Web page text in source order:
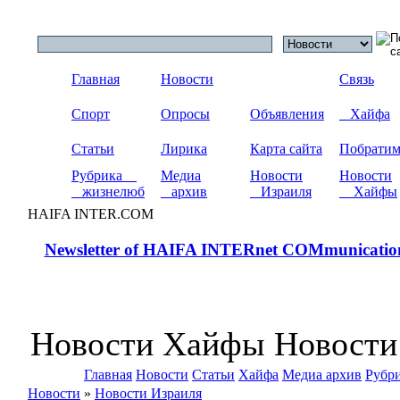
Главная Новости Связь
Спорт Опросы Объявления Хайфа
Статьи Лирика Карта сайта
Рубрика
жизнелюб
Медиа
архив
Новости
Израиля
Новости
Хайфы
HAIFA INTER.COM
Newsletter of HAIFA INTERnet
Новости Хайфы
Главная Новости Статьи Хайфа Медиа архив
Новости » Новости Израиля